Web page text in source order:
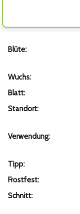
Blüte:
Wuchs:
Blatt:
Standort:
Verwendung:
Tipp:
Frostfest:
Schnitt: